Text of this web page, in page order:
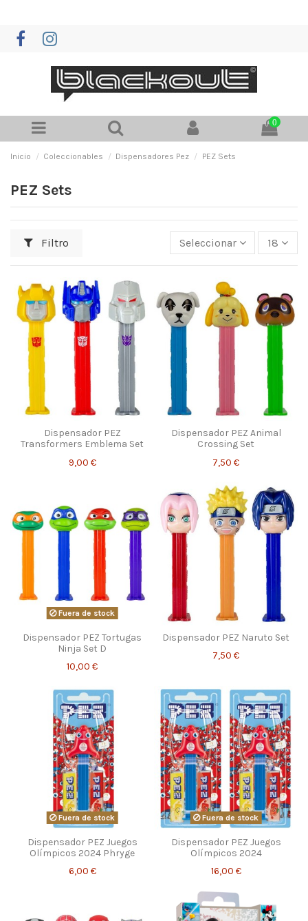
0
Inicio Coleccionables Dispensadores Pez PEZ Sets
PEZ Sets
Filtro Seleccionar 18
Dispensador PEZ
Transformers Emblema Set
9,00 €
Dispensador PEZ Animal
Crossing Set
7,50 €
Fuera de stock
Dispensador PEZ Tortugas
Ninja Set D
10,00 €
Dispensador PEZ Naruto Set
7,50 €
Fuera de stock
Dispensador PEZ Juegos
Olímpicos 2024 Phryge
6,00 €
Fuera de stock
Dispensador PEZ Juegos
Olímpicos 2024
16,00 €